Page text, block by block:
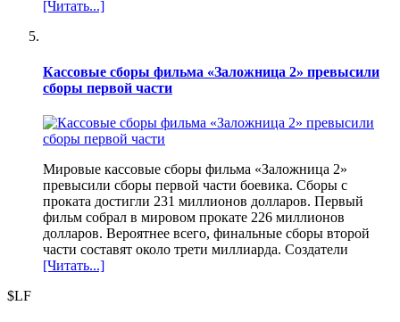
[Читать...]
Кассовые сборы фильма «Заложница 2» превысили
сборы первой части
Мировые кассовые сборы фильма «Заложница 2»
превысили сборы первой части боевика. Сборы с
проката достигли 231 миллионов долларов. Первый
фильм собрал в мировом прокате 226 миллионов
долларов. Вероятнее всего, финальные сборы второй
части составят около трети миллиарда. Создатели
[Читать...]
$LF